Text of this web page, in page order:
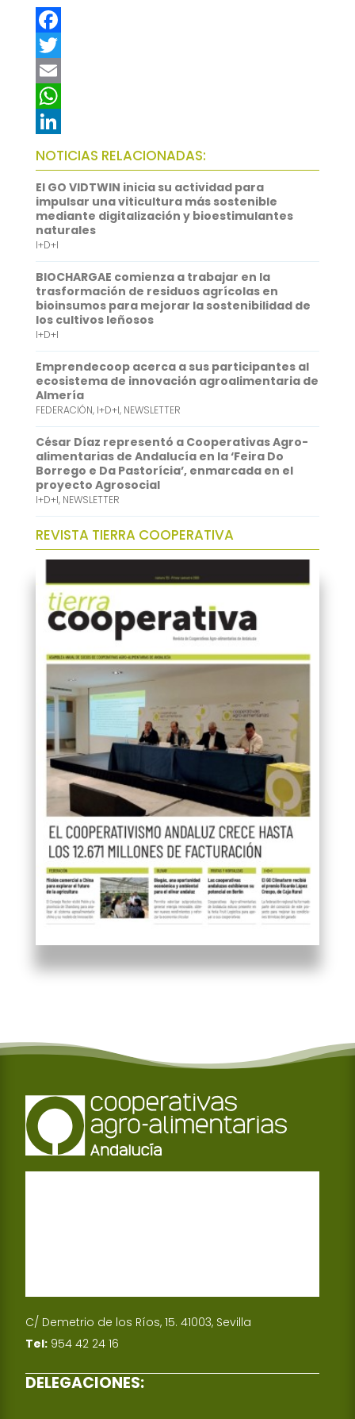
F
a
c
e
b
o
o
k
T
w
t
t
e
r
E
m
a
i
l
W
h
a
t
s
A
p
p
L
i
n
k
e
d
I
n
NOTICIAS RELACIONADAS:
El GO VIDTWIN inicia su actividad para
impulsar una viticultura más sostenible
mediante digitalización y bioestimulantes
naturales
I+D+I
BIOCHARGAE comienza a trabajar en la
trasformación de residuos agrícolas en
bioinsumos para mejorar la sostenibilidad de
los cultivos leñosos
I+D+I
Emprendecoop acerca a sus participantes al
ecosistema de innovación agroalimentaria de
Almería
FEDERACIÓN, I+D+I, NEWSLETTER
César Díaz representó a Cooperativas Agro-
alimentarias de Andalucía en la ‘Feira Do
Borrego e Da Pastorícia’, enmarcada en el
proyecto Agrosocial
I+D+I, NEWSLETTER
REVISTA TIERRA COOPERATIVA
C/ Demetrio de los Ríos, 15. 41003, Sevilla
Tel: 954 42 24 16
DELEGACIONES: